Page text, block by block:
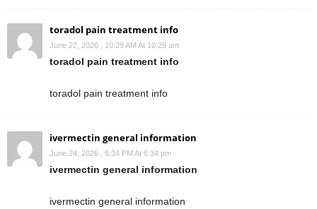
toradol pain treatment info
June 22, 2026 , 10:29 AM At 10:29 am
toradol pain treatment info
toradol pain treatment info
ivermectin general information
June 24, 2026 , 6:34 PM At 6:34 pm
ivermectin general information
ivermectin general information